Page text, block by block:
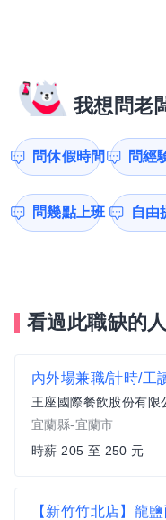
我想問老
問休假時間 問經
問幾點上班 自由
看過此職缺的
王座國際餐飲股份有限
宜蘭縣-宜蘭市
時薪 205 至 250 元
【新竹竹北店】龍